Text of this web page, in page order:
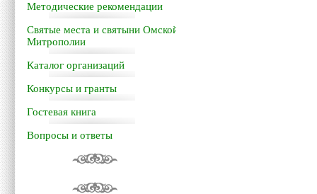
Методические рекомендации
Святые места и святыни Омской
Митрополии
Каталог организаций
Конкурсы и гранты
Гостевая книга
Вопросы и ответы